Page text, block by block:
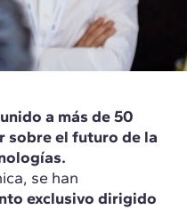
a más de 50
sobre el futuro de la
se han
exclusivo dirigido